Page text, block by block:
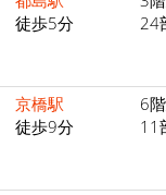
徒歩5分
24
京橋駅
徒歩9分
6
11